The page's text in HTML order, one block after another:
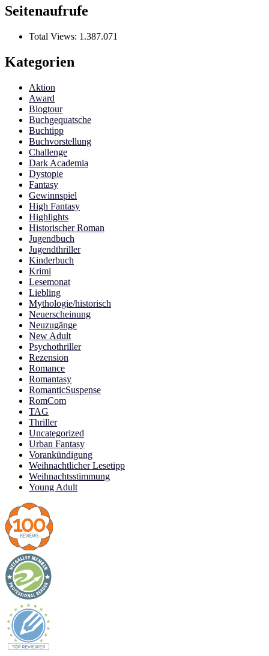
Seitenaufrufe
Total Views: 1.387.071
Kategorien
Aktion
Award
Blogtour
Buchgequatsche
Buchtipp
Buchvorstellung
Challenge
Dark Academia
Dystopie
Fantasy
Gewinnspiel
High Fantasy
Highlights
Historischer Roman
Jugendbuch
Jugendthriller
Kinderbuch
Krimi
Lesemonat
Liebling
Mythologie/historisch
Neuerscheinung
Neuzugänge
New Adult
Psychothriller
Rezension
Romance
Romantasy
RomanticSuspense
RomCom
TAG
Thriller
Uncategorized
Urban Fantasy
Vorankündigung
Weihnachtlicher Lesetipp
Weihnachtsstimmung
Young Adult